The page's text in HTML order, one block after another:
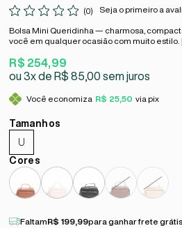
(0) Seja o primeiro a
Bolsa Mini Queridinha — charmosa,
você em qualquer ocasião com muito estilo.
R$ 254,99
3x
R$ 85,00sem juros
Você economiza R$ 25,50 via pix
U
FaltamR$ 199,99para ganhar frete